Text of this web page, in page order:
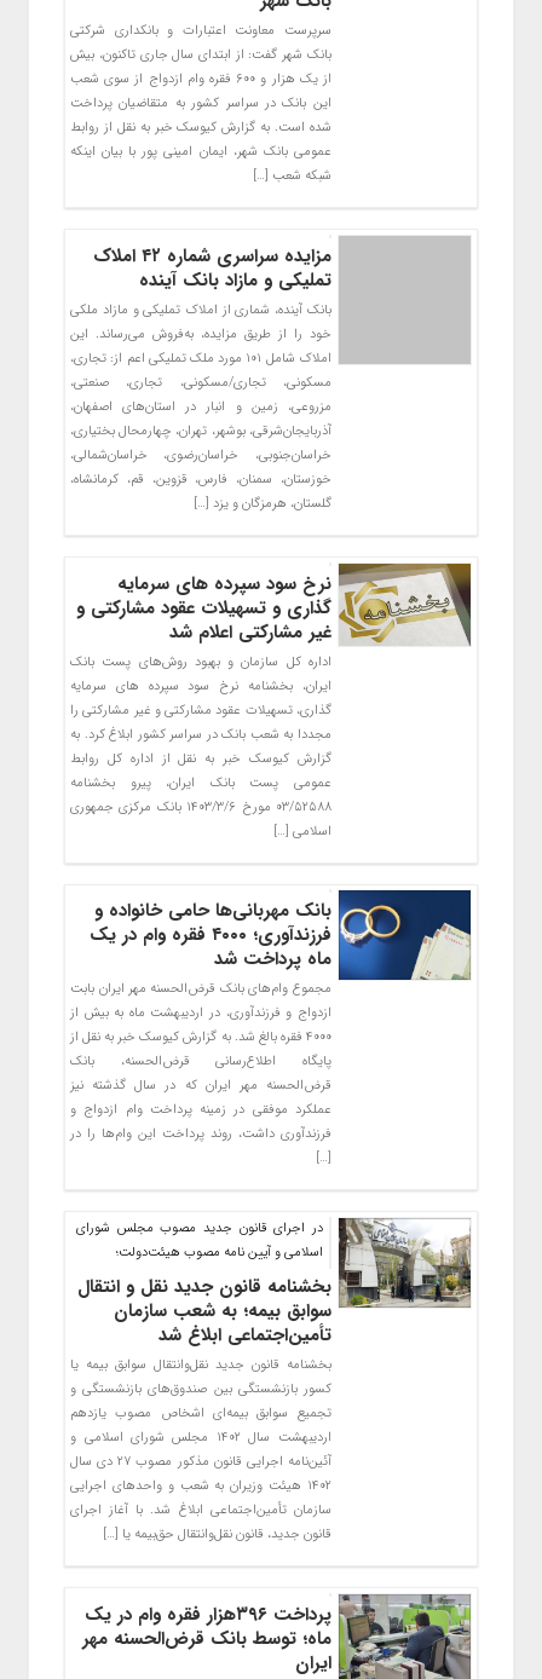
سرپرست معاونت اعتبارات و بانکداری شرکتی
بانک شهر گفت: از ابتدای سال جاری تاکنون، بیش
از یک هزار و ۶۰۰ فقره وام ازدواج از سوی شعب
این بانک در سراسر کشور به متقاضیان پرداخت
شده است. به گزارش کیوسک خبر به نقل از روابط
عمومی بانک شهر، ایمان امینی پور با بیان اینکه
شبکه شعب […]
مزایده سراسری شماره ۴۲ املاک
تملیکی و مازاد بانک آینده
بانک آینده، شماری از املاک تملیکی و مازاد ملکی
خود را از طریق مزایده، به‌فروش می‌رساند. این
املاک شامل ۱۰۱ مورد ملک تملیکی اعم از: تجاری،
مسکونی، تجاری/مسکونی، تجاری، صنعتی،
مزروعی، زمین و انبار در استان‌های اصفهان،
آذربایجان‌شرقی، بوشهر، تهران، چهارمحال بختیاری،
خراسان‌جنوبی، خراسان‌رضوی، خراسان‌شمالی،
خوزستان، سمنان، فارس، قزوین، قم، کرمانشاه،
گلستان، هرمزگان و یزد […]
نرخ سود سپرده های سرمایه
گذاری و تسهیلات عقود مشارکتی و
غیر مشارکتی اعلام شد
اداره کل سازمان و بهبود روش‌های پست بانک
ایران، بخشنامه نرخ سود سپرده های سرمایه
گذاری، تسهیلات عقود مشارکتی و غیر مشارکتی را
مجددا به شعب بانک در سراسر کشور ابلاغ کرد. به
گزارش کیوسک خبر به نقل از اداره کل روابط
عمومی پست بانک ایران، پیرو بخشنامه
۰۳/۵۲۵۸۸ مورخ ۱۴۰۳/۳/۶ بانک مرکزی جمهوری
اسلامی […]
بانک مهربانی‌ها حامی خانواده و
فرزندآوری؛ ۴۰۰۰ فقره وام در یک
ماه پرداخت شد
مجموع وام‌های بانک قرض‌الحسنه مهر ایران بابت
ازدواج و فرزندآوری، در اردیبهشت ماه به بیش از
۴۰۰۰ فقره بالغ شد. به گزارش کیوسک خبر به نقل از
پایگاه اطلاع‌رسانی قرض‌الحسنه، بانک
قرض‌الحسنه مهر ایران که در سال گذشته نیز
عملکرد موفقی در زمینه پرداخت وام ازدواج و
فرزندآوری داشت، روند پرداخت این وام‌ها را در
[…]
در اجرای قانون جدید مصوب مجلس شورای
اسلامی و آیین نامه مصوب هیئت‌دولت؛
بخشنامه قانون جدید نقل و انتقال
سوابق بیمه؛ به شعب سازمان
تأمین‌اجتماعی ابلاغ شد
بخشنامه قانون جدید نقل‌وانتقال سوابق بیمه یا
کسور بازنشستگی بین صندوق‌های بازنشستگی و
تجمیع سوابق بیمه‌ای اشخاص مصوب یازدهم
اردیبهشت سال ۱۴۰۲ مجلس شورای اسلامی و
آئین‌نامه اجرایی قانون مذکور مصوب ۲۷ دی سال
۱۴۰۲ هیئت وزیران به شعب و واحدهای اجرایی
سازمان تأمین‌اجتماعی ابلاغ شد. با آغاز اجرای
قانون جدید، قانون نقل‌وانتقال حق‌بیمه یا […]
پرداخت ۳۹۶هزار فقره وام در یک
ماه؛ توسط بانک قرض‌الحسنه مهر
ایران